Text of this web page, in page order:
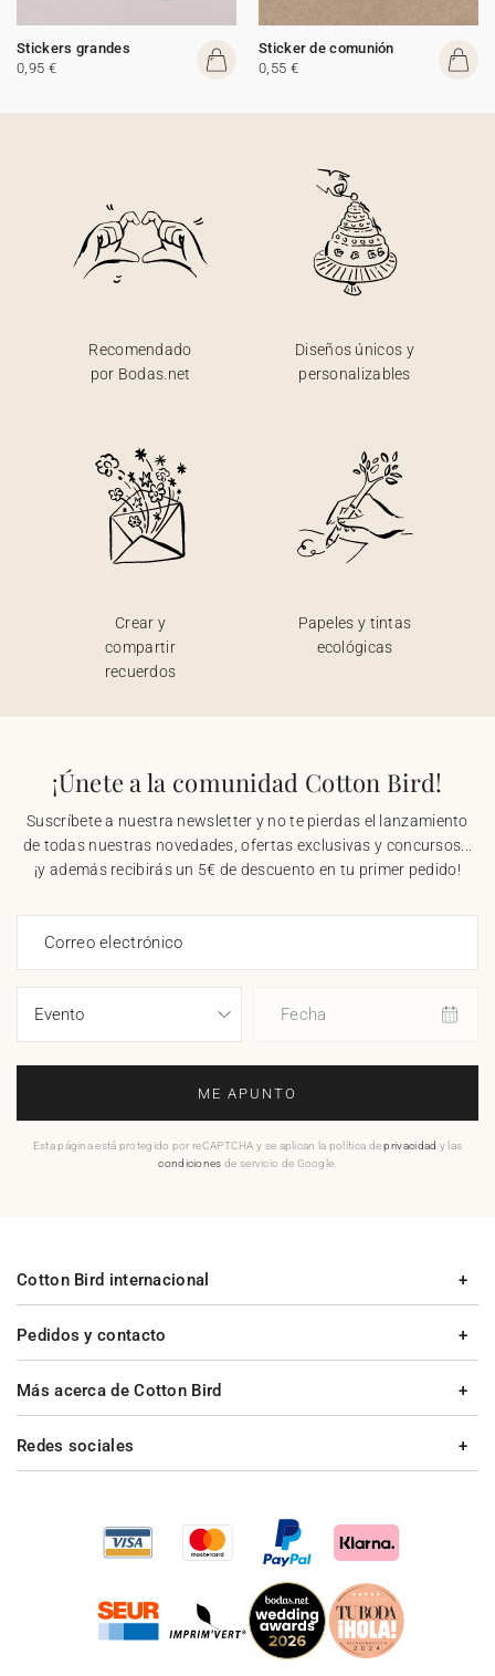
Stickers grandes
0,95 €
Sticker de comunión
0,55 €
Recomendado
por Bodas.net
Diseños únicos y
personalizables
Crear y
compartir
recuerdos
Papeles y tintas
ecológicas
¡Únete a la comunidad Cotton Bird!
Suscríbete a nuestra newsletter y no te pierdas el lanzamiento
de todas nuestras novedades, ofertas exclusivas y concursos...
¡y además recibirás un 5€ de descuento en tu primer pedido!
Correo electrónico
Fecha
ME APUNTO
Esta página está protegido por reCAPTCHA y se aplican la política deprivacidad y las
condiciones de servicio de Google.
Pedidos y contacto
Más acerca de Cotton Bird
Cotton Bird internacional
Redes sociales